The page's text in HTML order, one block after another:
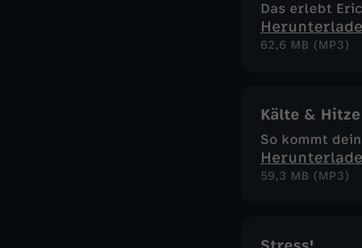
Das erlebt
62,6 MB (MP3)
Kälte & Hitze
So kommt
59,3 MB (MP3)